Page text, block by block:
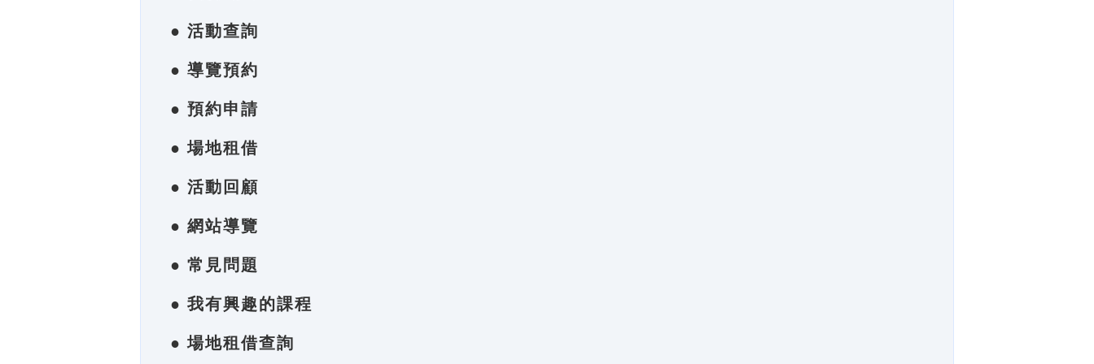
● 活動查詢
● 導覽預約
● 預約申請
● 場地租借
● 活動回顧
● 網站導覽
● 常見問題
● 我有興趣的課程
● 場地租借查詢